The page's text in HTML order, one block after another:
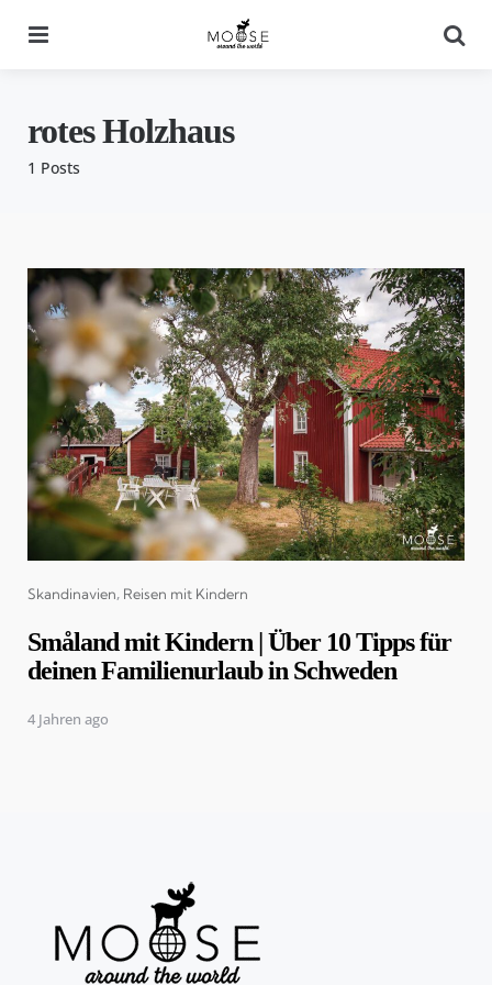
1 Posts
rotes Holzhaus
Categories
Skandinavien Reisen mit Kindern
Småland mit Kindern | Über 10 Tipps für
deinen Familienurlaub in Schweden
4 Jahren ago